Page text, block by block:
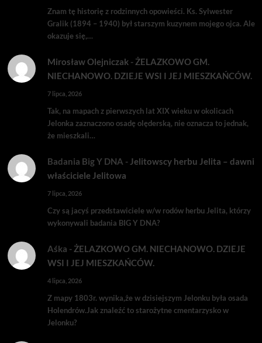
Znam tę historię z rodzinnych opowieści. Ks. Sylwester
Gralik (1894 – 1940) był starszym kuzynem mojego ojca. Ale
okazuje się,…
Mirosław Olejniczak- ŻELAZKOWO GM.
NIECHANOWO. DZIEJE WSI I JEJ MIESZKAŃCÓW.
7 lipca, 2026
Tak, na mapach z pierwszych lat XIX wieku w okolicach
Jelonka zaznaczono osadę olęderską, nie oznacza to jednak,
że mieszkali…
Badania Big Y DNA - Jelitowscy herbu Jelita – dawni
właściciele Jelitowa
7 lipca, 2026
Czy są jacyś przedstawiciele w/w rodów herbu Jelita, którzy
wykonywali badania BIG Y DNA?
Aśka - ŻELAZKOWO GM. NIECHANOWO. DZIEJE
WSI I JEJ MIESZKAŃCÓW.
4 lipca, 2026
Z mapy 1803r. wynika,że w dzisiejszym Jelonku była osada
Holendrów.Jak znaleźć to starożytne cmentarzysko w
Jelonku?